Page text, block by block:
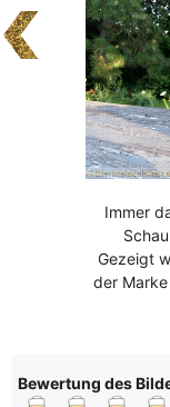
Immer
Gezeigt
der Marke
Bewertung des